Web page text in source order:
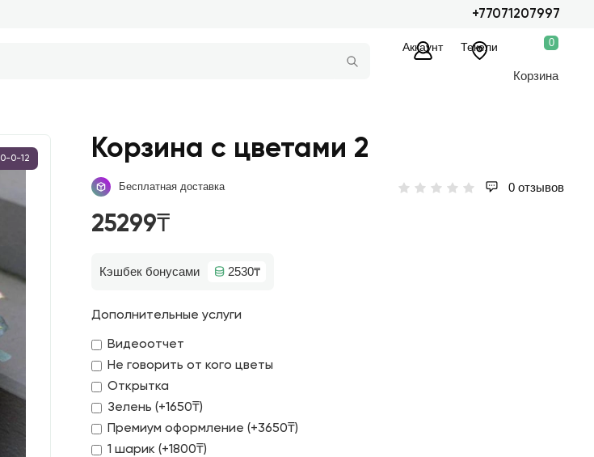
+77071207997
Аккаунт Текели 0
Корзина
0-0-12 Корзина с цветами 2
Бесплатная доставка 0 отзывов
25299₸
Кэшбек бонусами 2530₸
Дополнительные услуги
Видеоотчет
Не говорить от кого цветы
Открытка
Зелень (+1650₸)
Премиум оформление (+3650₸)
1 шарик (+1800₸)